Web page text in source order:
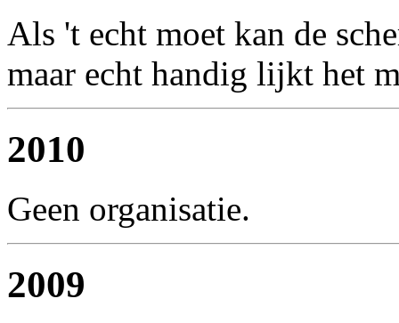
Als 't echt moet kan de
maar echt handig lijkt het
2010
Geen organisatie.
2009